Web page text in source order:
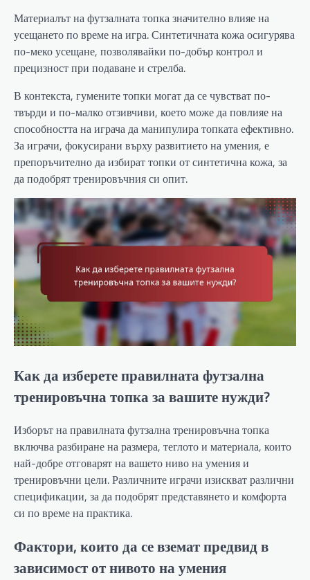
Материалът на футзалната топка значително влияе на
усещането по време на игра. Синтетичната кожа осигурява
по-меко усещане, позволявайки по-добър контрол и
прецизност при подаване и стрелба.
В контекста, гумените топки могат да се чувстват по-
твърди и по-малко отзивчиви, което може да повлияе на
способността на играча да манипулира топката ефективно.
За играчи, фокусирани върху развитието на умения, е
препоръчително да избират топки от синтетична кожа, за
да подобрят тренировъчния си опит.
Как да изберете правилната футзална
тренировъчна топка за вашите нужди?
Изборът на правилната футзална тренировъчна топка
включва разбиране на размера, теглото и материала, които
най-добре отговарят на вашето ниво на умения и
тренировъчни цели. Различните играчи изискват различни
спецификации, за да подобрят представянето и комфорта
си по време на практика.
Фактори, които да се вземат предвид в
зависимост от нивото на умения